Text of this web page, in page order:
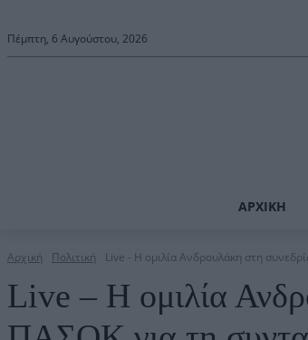
Πέμπτη, 6 Αυγούστου, 2026
ΑΡΧΙΚΉ
Αρχική Πολιτική Live - H ομιλία Ανδρουλάκη στη
Live – H ομιλία